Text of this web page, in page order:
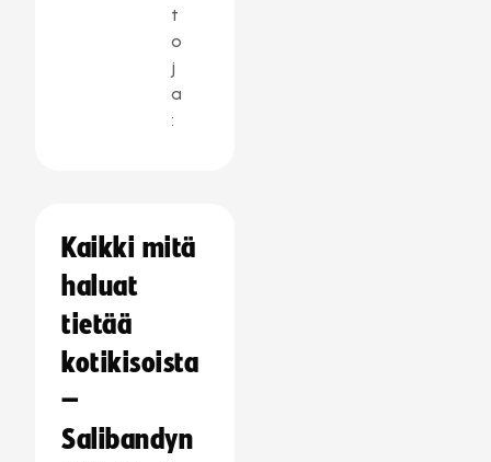
t
o
j
a
:
Kaikki mitä
haluat
tietää
kotikisoista
–
Salibandyn